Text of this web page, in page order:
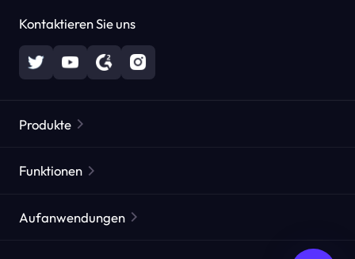
Kontaktieren Sie uns
Produkte
Statische Residential Proxies
Funktionen
Aufanwendungen